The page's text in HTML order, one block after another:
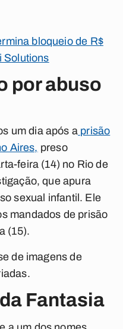
bloqueio de R$
Solutions
por abuso
um dia após a prisão
Aires, preso
feira (14) no Rio de
que apura
sexual infantil. Ele
mandados de prisão
(15).
de imagens de
Fantasia